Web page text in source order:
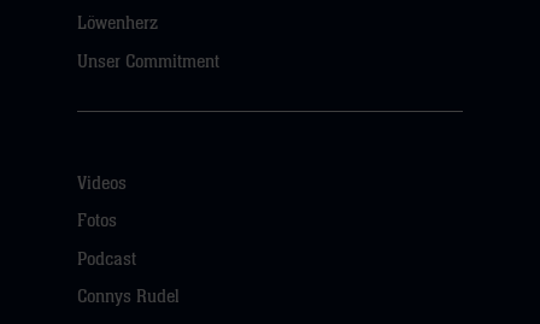
Löwenherz
Unser Commitment
Videos
Fotos
Podcast
Connys Rudel